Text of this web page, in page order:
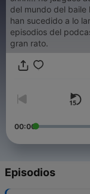
del mundo del baile
han sucedido a lo
episodios del
gran rato.
00:00
Episodios